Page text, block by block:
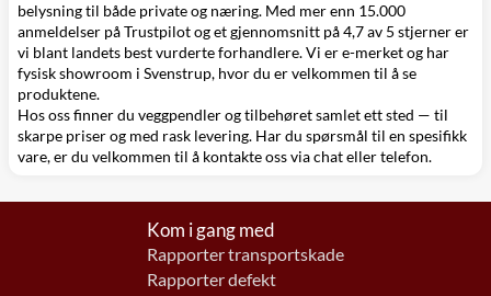
belysning til både private og næring. Med mer enn 15.000
anmeldelser på Trustpilot og et gjennomsnitt på 4,7 av 5 stjerner er
vi blant landets best vurderte forhandlere. Vi er e-merket og har
fysisk showroom i Svenstrup, hvor du er velkommen til å se
produktene.
Hos oss finner du veggpendler og tilbehøret samlet ett sted — til
skarpe priser og med rask levering. Har du spørsmål til en spesifikk
vare, er du velkommen til å kontakte oss via chat eller telefon.
Kom i gang med
Rapporter transportskade
Rapporter defekt